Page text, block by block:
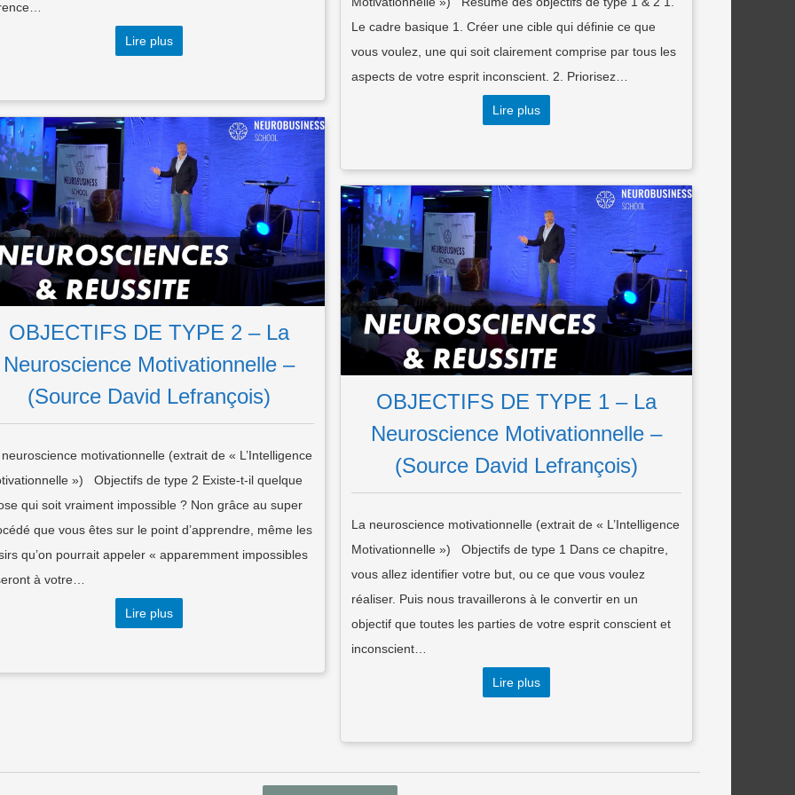
Lire plus
Le cadre basique 1. Créer une cible qui définie ce que
vous voulez, une qui soit clairement comprise par tous les
aspects de votre esprit inconscient. 2. Priorisez…
Lire plus
OBJECTIFS DE TYPE 2 – La
Neuroscience Motivationnelle –
(Source David Lefrançois)
motivationnelle (extrait de « L’Intelligence
») Objectifs de type 2 Existe-t-il quelque
qui soit vraiment impossible ? Non grâce au super
que vous êtes sur le point d’apprendre, même les
qu’on pourrait appeler « apparemment impossibles
à votre…
Lire plus
OBJECTIFS DE TYPE 1 – La
Neuroscience Motivationnelle –
(Source David Lefrançois)
La neuroscience motivationnelle (extrait de « L’Intelligence
Motivationnelle ») Objectifs de type 1 Dans ce chapitre,
vous allez identifier votre but, ou ce que vous voulez
réaliser. Puis nous travaillerons à le convertir en un
objectif que toutes les parties de votre esprit conscient et
inconscient…
Lire plus